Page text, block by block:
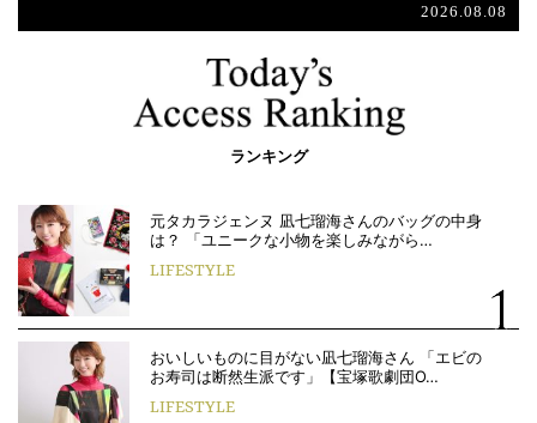
2026.08.08
ランキング
元タカラジェンヌ 凪七瑠海さんのバッグの中身
は？ 「ユニークな小物を楽しみながら…
LIFESTYLE
おいしいものに目がない凪七瑠海さん 「エビの
お寿司は断然生派です」【宝塚歌劇団O…
LIFESTYLE